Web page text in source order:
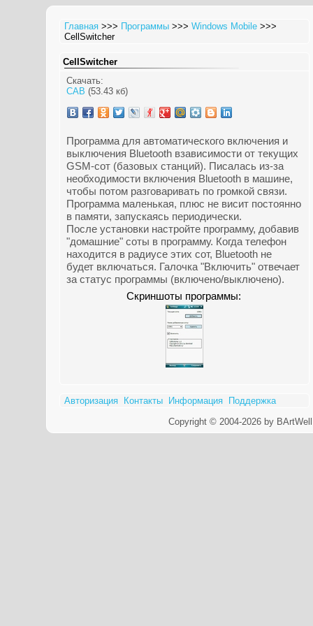
Главная >>> Программы >>>Windows Mobile >>>
CellSwitcher
CellSwitcher
Скачать:
CAB (53.43 кб)
Программа для автоматического включения и
выключения Bluetooth взависимости от текущих
GSM-сот (базовых станций). Писалась из-за
необходимости включения Bluetooth в машине,
чтобы потом разговаривать по громкой связи.
Программа маленькая, плюс не висит постоянно
в памяти, запускаясь периодически.
После установки настройте программу, добавив
"домашние" соты в программу. Когда телефон
находится в радиусе этих сот, Bluetooth не
будет включаться. Галочка "Включить" отвечает
за статус программы (включено/выключено).
Скриншоты программы:
Авторизация Контакты Информация
Поддержка
Copyright © 2004-2026 by BArtWell